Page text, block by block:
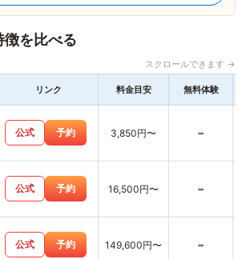
を比べる
スクロールできます →
リンク 料金目安 無料体験
公式 予約 3,850円〜 -
公式 予約 16,500円〜 -
公式 予約 149,600円〜 -